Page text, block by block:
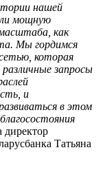
нашей
мощную
как
Мы гордимся
которая
запросы
и
в этом
директор
Татьяна